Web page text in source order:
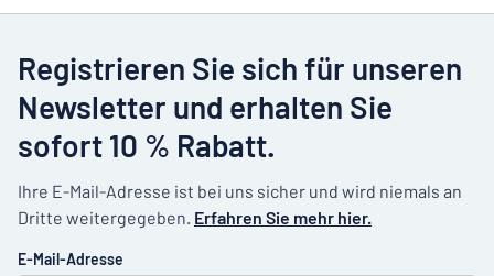
Registrieren Sie sich für unseren
Newsletter und erhalten Sie
sofort 10 % Rabatt.
Ihre E-Mail-Adresse ist bei uns sicher und wird niemals an
Dritte weitergegeben. Erfahren Sie mehr hier.
E-Mail-Adresse